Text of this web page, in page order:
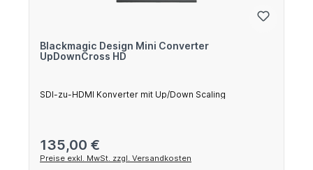
Blackmagic Design Mini Converter
UpDownCross HD
SDI-zu-HDMI Konverter mit Up/Down Scaling
Regulärer Preis:
135,00 €
Preise exkl. MwSt. zzgl. Versandkosten